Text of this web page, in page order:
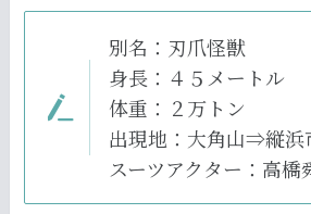
別名：刃爪怪獣
身長：４５メートル
体重：２万トン
出現地：大角山⇒縦浜
スーツアクター：高橋